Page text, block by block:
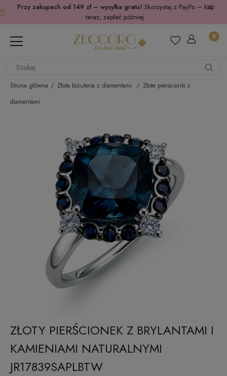
Przy zakupach od 149 zł – wysyłka gratis! Skorzystaj z PayPo – kup
teraz, zapłać później.
Strona główna Złota biżuteria z diamentami
Złote pierścionki z
diamentami
ZŁOTY PIERŚCIONEK Z BRYLANTAMI I
KAMIENIAMI NATURALNYMI
JR17839SAPLBTW